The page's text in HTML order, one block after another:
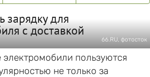
зарядку для
с доставкой
66.RU, фотосток
пользуются
не только за